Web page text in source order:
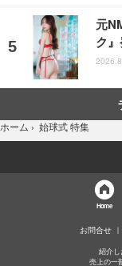
元
ク
ホーム › 始球式 特集
Home
お問合せ
紹介し
売上の一